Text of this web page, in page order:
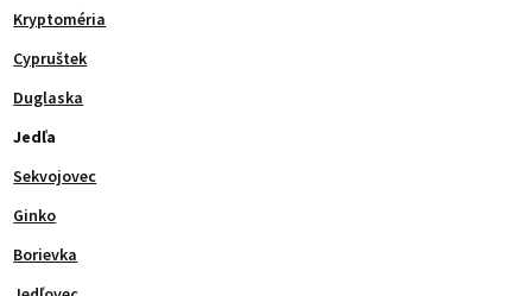
Kryptoméria
Cypruštek
Duglaska
Jedľa
Sekvojovec
Ginko
Borievka